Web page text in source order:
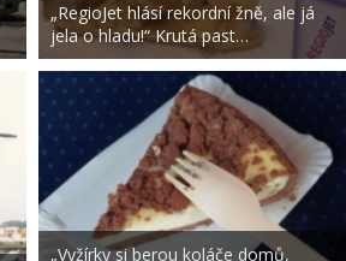
„RegioJet hlásí rekordní žně, ale já
jela o hladu!“ Krutá past…
„Vyžírky si berou koláče domů,